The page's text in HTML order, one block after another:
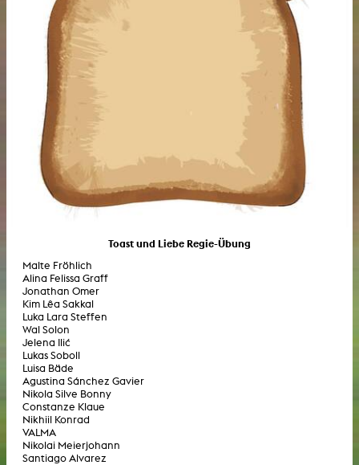
Toast und Liebe Regie-Übung
Malte Fröhlich
Alina Felissa Graff
Jonathan Omer
Kim Lêa Sakkal
Luka Lara Steffen
Wal Solon
Jelena Ilić
Lukas Soboll
Luisa Bäde
Agustina Sánchez Gavier
Nikola Silve Bonny
Constanze Klaue
Nikhiil Konrad
VALMA
Nikolai Meierjohann
Santiago Alvarez